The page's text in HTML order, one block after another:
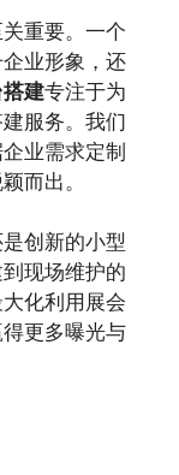
重要。一个
业形象，还
建专注于为
服务。我们
业需求定制
而出。
创新的小型
现场维护的
化利用展会
更多曝光与